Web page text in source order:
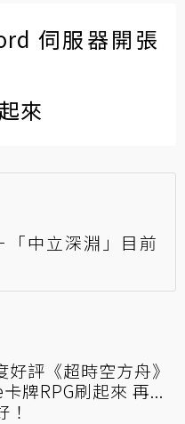
伺服器開張
來
「中立深淵」目前
好評《超時空方舟》
牌RPG刷起來 再...